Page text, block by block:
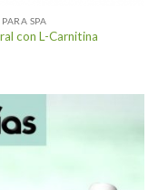
SPA
con L-Carnitina